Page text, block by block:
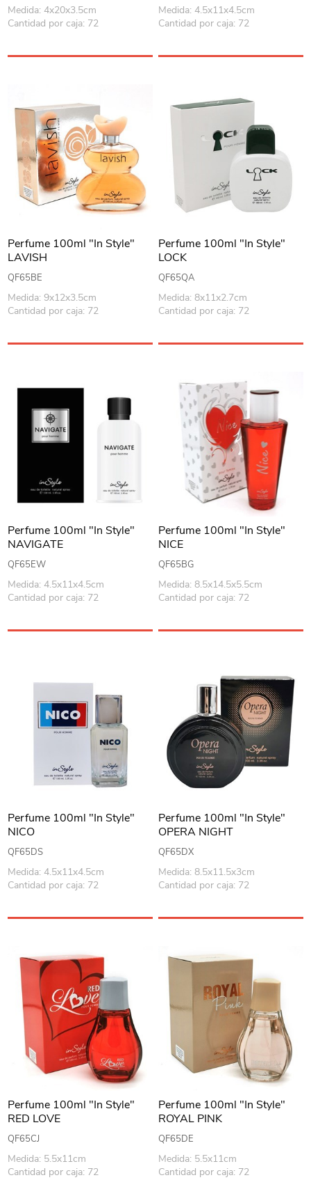
Medida: 4x20x3.5cm
Cantidad por caja: 72
Medida: 4.5x11x4.5cm
Cantidad por caja: 72
Perfume 100ml "In Style"
LAVISH
QF65BE
Medida: 9x12x3.5cm
Cantidad por caja: 72
Perfume 100ml "In Style"
LOCK
QF65QA
Medida: 8x11x2.7cm
Cantidad por caja: 72
Perfume 100ml "In Style"
NAVIGATE
QF65EW
Medida: 4.5x11x4.5cm
Cantidad por caja: 72
Perfume 100ml "In Style"
NICE
QF65BG
Medida: 8.5x14.5x5.5cm
Cantidad por caja: 72
Perfume 100ml "In Style"
NICO
QF65DS
Medida: 4.5x11x4.5cm
Cantidad por caja: 72
Perfume 100ml "In Style"
OPERA NIGHT
QF65DX
Medida: 8.5x11.5x3cm
Cantidad por caja: 72
Perfume 100ml "In Style"
RED LOVE
QF65CJ
Medida: 5.5x11cm
Cantidad por caja: 72
Perfume 100ml "In Style"
ROYAL PINK
QF65DE
Medida: 5.5x11cm
Cantidad por caja: 72